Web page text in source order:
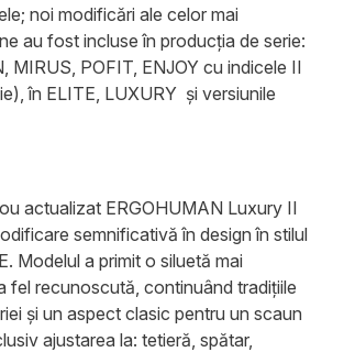
noi modificări ale celor mai
au fost incluse în producția de serie:
MIRUS, POFIT, ENJOY cu indicele II
în ELITE, LUXURY și versiunile
actualizat ERGOHUMAN Luxury II
semnificativă în design în stilul
Modelul a primit o siluetă mai
fel recunoscută, continuând tradițiile
și un aspect clasic pentru un scaun
ajustarea la: tetieră, spătar,